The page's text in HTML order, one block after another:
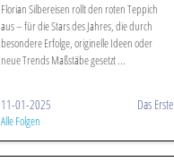
Florian Silbereisen rollt den roten Teppich
aus – für die Stars des Jahres, die durch
besondere Erfolge, originelle Ideen oder
neue Trends Maßstäbe gesetzt ...
11-01-2025 Das Erste
Alle Folgen